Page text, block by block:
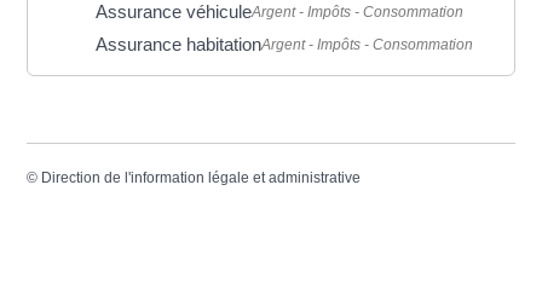
Assurance véhiculeArgent - Impôts - Consommation
Assurance habitationArgent - Impôts - Consommation
© Direction de l'information légale et administrative